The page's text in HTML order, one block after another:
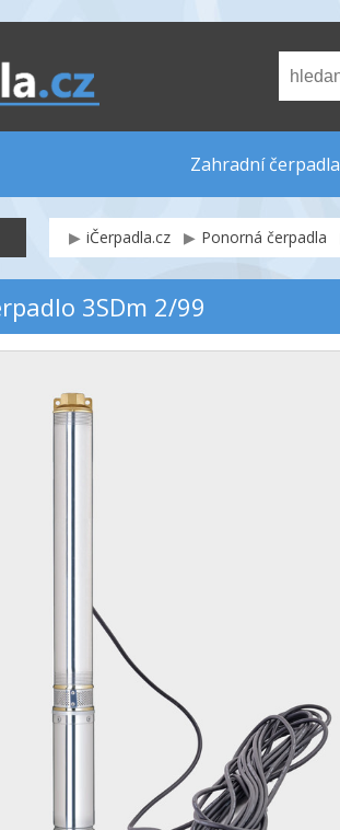
Zahradní čerpadla
iČerpadla.cz Ponorná čerpadla
3SDm 2/99